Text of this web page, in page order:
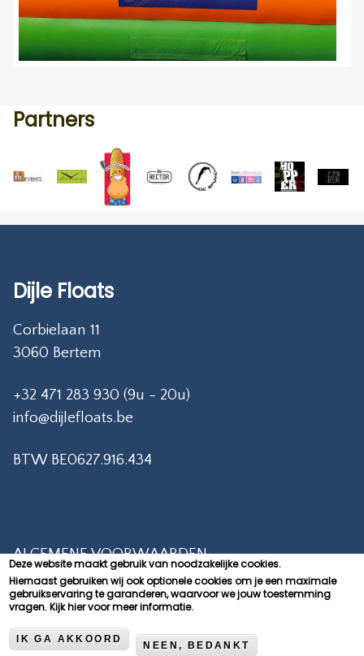
Partners
Dijle Floats
Corbielaan 11
3060 Bertem
+32 471 283 930 (9u - 20u)
info@dijlefloats.be
BTW BE0627.916.434
ALGEMENE VOORWAARDEN
PRIVACY POLICY
CONTACT
COOKIEVERKLARING
Deze website maakt gebruik van noodzakelijke cookies.
Hiernaast gebruiken wij ook optionele cookies om je een maximale
gebruikservaring te garanderen, waarvoor we jouw toestemming
vragen.Kijk hier voor meer informatie.
IK GA AKKOORD
NEEN, BEDANKT